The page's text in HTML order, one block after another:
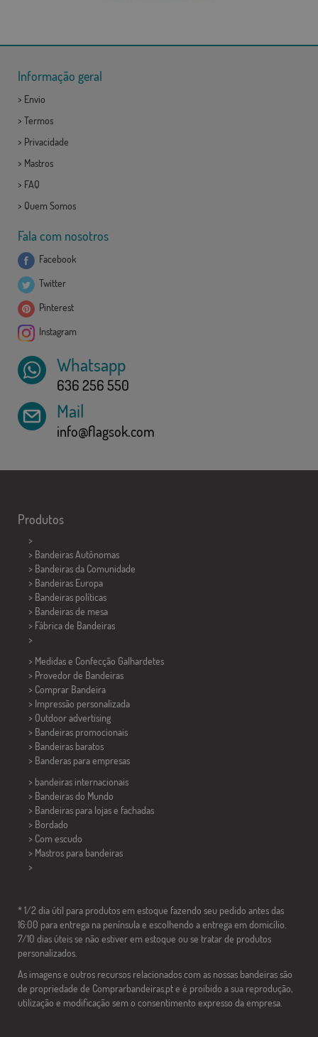
Informação geral
> Envio
> Termos
> Privacidade
> Mastros
> FAQ
> Quem Somos
Fala com nosotros
Facebook
Twitter
Pinterest
Instagram
Whatsapp
636 256 550
Mail
info@flagsok.com
Produtos
>
> Bandeiras Autônomas
> Bandeiras da Comunidade
> Bandeiras Europa
> Bandeiras políticas
> Bandeiras de mesa
> Fábrica de Bandeiras
>
> Medidas e Confecção Galhardetes
> Provedor de Bandeiras
> Comprar Bandeira
> Impressão personalizada
> Outdoor advertising
> Bandeiras promocionais
> Bandeiras baratos
> Banderas para empresas
> bandeiras internacionais
> Bandeiras do Mundo
> Bandeiras para lojas e fachadas
> Bordado
> Com escudo
> Mastros para bandeiras
>
* 1/2 dia útil para produtos em estoque fazendo seu pedido antes das
16:00 para entrega na península e escolhendo a entrega em domicílio.
7/10 dias úteis se não estiver em estoque ou se tratar de produtos
personalizados.
As imagens e outros recursos relacionados com as nossas bandeiras são
de propriedade de Comprarbandeiras.pt e é proibido a sua reprodução,
utilização e modificação sem o consentimento expresso da empresa.